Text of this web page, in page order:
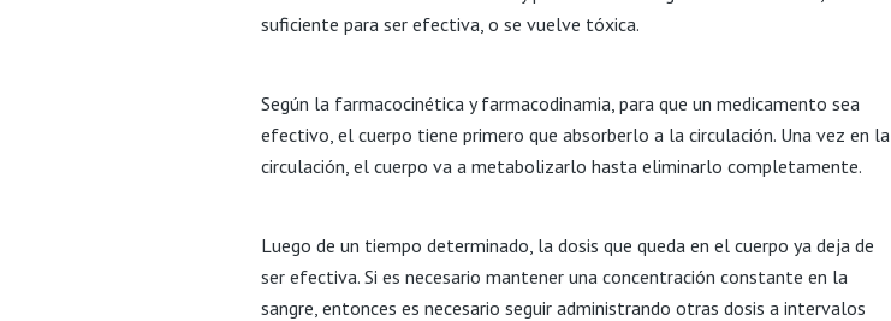
suficiente para ser efectiva, o se vuelve tóxica.
Según la farmacocinética y farmacodinamia, para que un medicamento sea
efectivo, el cuerpo tiene primero que absorberlo a la circulación. Una vez en la
circulación, el cuerpo va a metabolizarlo hasta eliminarlo completamente.
Luego de un tiempo determinado, la dosis que queda en el cuerpo ya deja de
ser efectiva. Si es necesario mantener una concentración constante en la
sangre, entonces es necesario seguir administrando otras dosis a intervalos